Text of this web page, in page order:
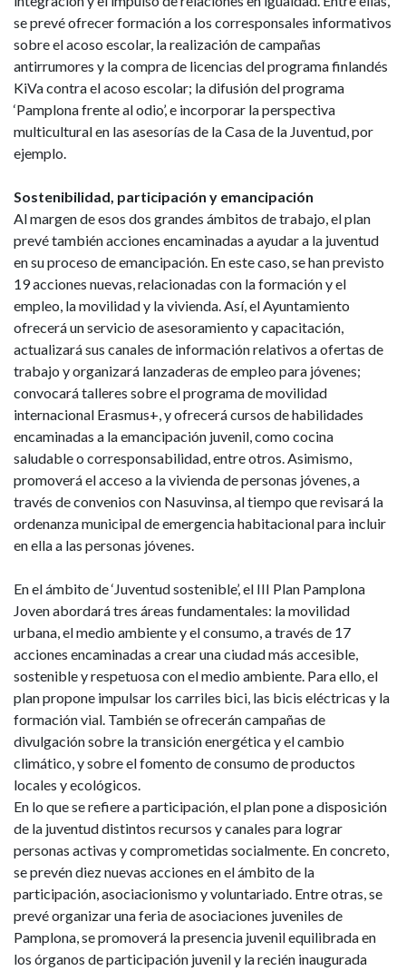
se prevé ofrecer formación a los corresponsales informativos
sobre el acoso escolar, la realización de campañas
antirrumores y la compra de licencias del programa finlandés
KiVa contra el acoso escolar; la difusión del programa
‘Pamplona frente al odio’, e incorporar la perspectiva
multicultural en las asesorías de la Casa de la Juventud, por
ejemplo.
Sostenibilidad, participación y emancipación
Al margen de esos dos grandes ámbitos de trabajo, el plan
prevé también acciones encaminadas a ayudar a la juventud
en su proceso de emancipación. En este caso, se han previsto
19 acciones nuevas, relacionadas con la formación y el
empleo, la movilidad y la vivienda. Así, el Ayuntamiento
ofrecerá un servicio de asesoramiento y capacitación,
actualizará sus canales de información relativos a ofertas de
trabajo y organizará lanzaderas de empleo para jóvenes;
convocará talleres sobre el programa de movilidad
internacional Erasmus+, y ofrecerá cursos de habilidades
encaminadas a la emancipación juvenil, como cocina
saludable o corresponsabilidad, entre otros. Asimismo,
promoverá el acceso a la vivienda de personas jóvenes, a
través de convenios con Nasuvinsa, al tiempo que revisará la
ordenanza municipal de emergencia habitacional para incluir
en ella a las personas jóvenes.
En el ámbito de ‘Juventud sostenible’, el III Plan Pamplona
Joven abordará tres áreas fundamentales: la movilidad
urbana, el medio ambiente y el consumo, a través de 17
acciones encaminadas a crear una ciudad más accesible,
sostenible y respetuosa con el medio ambiente. Para ello, el
plan propone impulsar los carriles bici, las bicis eléctricas y la
formación vial. También se ofrecerán campañas de
divulgación sobre la transición energética y el cambio
climático, y sobre el fomento de consumo de productos
locales y ecológicos.
En lo que se refiere a participación, el plan pone a disposición
de la juventud distintos recursos y canales para lograr
personas activas y comprometidas socialmente. En concreto,
se prevén diez nuevas acciones en el ámbito de la
participación, asociacionismo y voluntariado. Entre otras, se
prevé organizar una feria de asociaciones juveniles de
Pamplona, se promoverá la presencia juvenil equilibrada en
los órganos de participación juvenil y la recién inaugurada